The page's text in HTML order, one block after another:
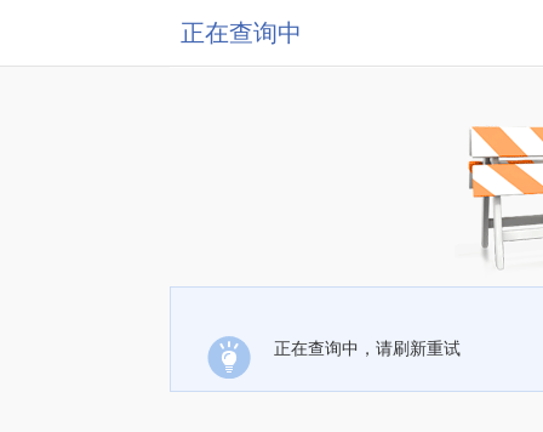
正在查询中
正在查询中，请刷新重试